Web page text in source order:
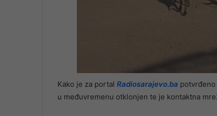
Kako je za portal Radiosarajevo.ba
u međuvremenu otklonjen te je kontaktna